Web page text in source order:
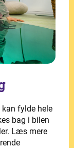
fylde hele
bag i bilen
Læs mere